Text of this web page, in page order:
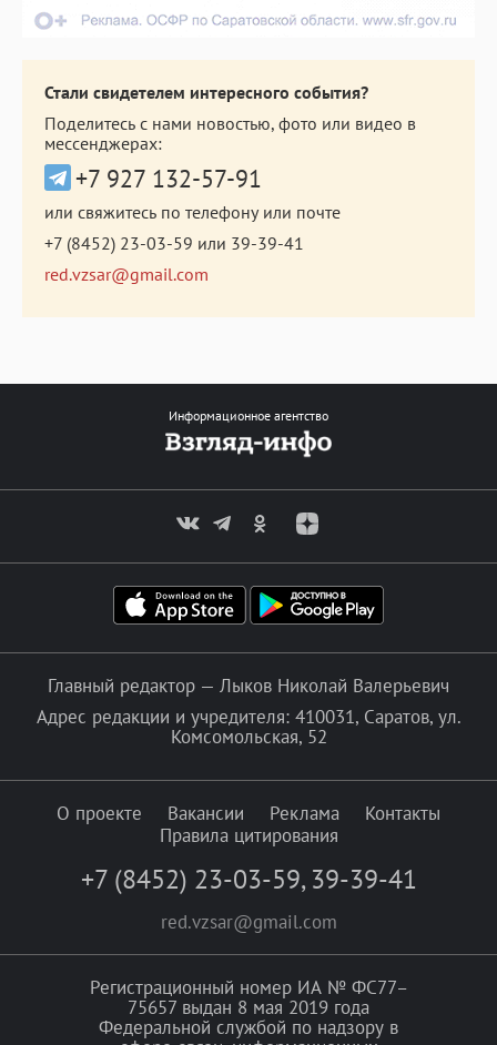
Стали свидетелем интересного события?
Поделитесь с нами новостью, фото или видео в
мессенджерах:
+7 927 132-57-91
или свяжитесь по телефону или почте
+7 (8452) 23-03-59 или 39-39-41
red.vzsar@gmail.com
Информационное агентство
Главный редактор — Лыков Николай Валерьевич
Адрес редакции и учредителя: 410031, Саратов, ул.
Комсомольская, 52
О проекте Вакансии Реклама
Контакты
Правила цитирования
+7 (8452) 23-03-59, 39-39-41
red.vzsar@gmail.com
Регистрационный номер ИА № ФС77–
75657 выдан 8 мая 2019 года
Федеральной службой по надзору в